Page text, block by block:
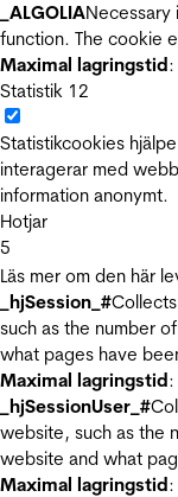
_ALGOLIA
function. The cookie
Maximal lagringstid
Statistik 12
Statistikcookies
interagerar med
information anonymt.
Hotjar
5
Läs mer om den här
_hjSession_#
such as the number
what pages have
Maximal lagringstid
_hjSessionUser_#
website, such as the
website and what
Maximal lagringstid